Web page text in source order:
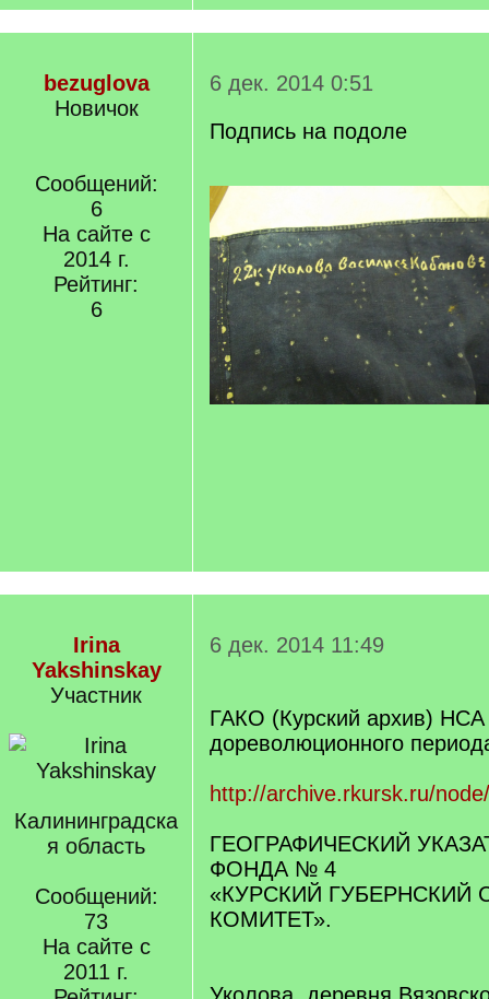
bezuglova
Новичок
Сообщений:
6
На сайте с
2014 г.
Рейтинг:
6
6 дек. 2014 0:51
Подпись на подоле
Irina
Yakshinskay
Участник
Калининградска
я область
Сообщений:
73
На сайте с
2011 г.
6 дек. 2014 11:49
ГАКО (Курский архив)
дореволюционного
http://archive.rkursk.ru/
ГЕОГРАФИЧЕСКИЙ
ФОНДА № 4
«КУРСКИЙ ГУБЕРНСКИЙ
КОМИТЕТ».